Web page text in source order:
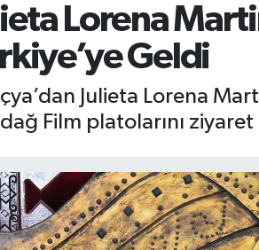
Lorena
Geldi
Julieta Lorena
Film platolarını